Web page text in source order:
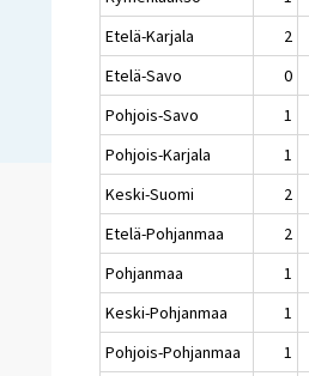
Etelä-Karjala
2
Etelä-Savo
0
Pohjois-Savo
1
Pohjois-Karjala
1
Keski-Suomi
2
Etelä-Pohjanmaa
2
Pohjanmaa
1
Keski-Pohjanmaa
1
Pohjois-Pohjanmaa
1